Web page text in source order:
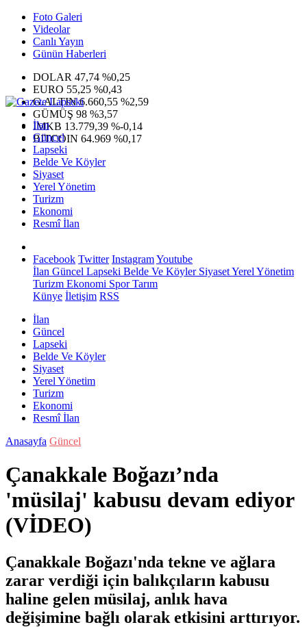
Foto Galeri
Videolar
Canlı Yayın
Günün Haberleri
DOLAR 47,74 %0,25
EURO 55,25 %0,43
G.ALTIN6.660,55 %2,59
GÜMÜŞ 98 %3,57
IMKB 13.779,39 %-0,14
BITCOIN 64.969 %0,17
İlan
Güncel
Lapseki
Belde Ve Köyler
Siyaset
Yerel Yönetim
Turizm
Ekonomi
Resmî İlan
Facebook Twitter InstagramYoutube
İlan Güncel Lapseki Belde Ve KöylerSiyasetYerel Yönetim
Turizm Ekonomi SporTarım
Künye İletişim RSS
İlan
Güncel
Lapseki
Belde Ve Köyler
Siyaset
Yerel Yönetim
Turizm
Ekonomi
Resmî İlan
Anasayfa Güncel
Çanakkale Boğazı’nda
'müsilaj' kabusu devam ediyor
(VİDEO)
Çanakkale Boğazı'nda tekne ve ağlara
zarar verdiği için balıkçıların kabusu
haline gelen müsilaj, anlık hava
değişimine bağlı olarak etkisini arttırıyor.